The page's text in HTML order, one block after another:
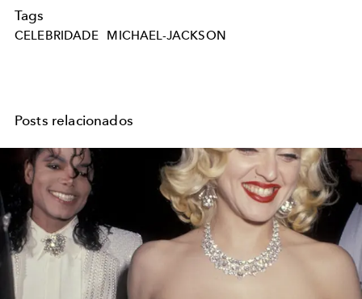
Tags
CELEBRIDADE MICHAEL-JACKSON
Posts relacionados